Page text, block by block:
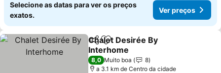
Selecione as datas para ver os preços
exatos.
Ver preços
PartilharAdicionar aos favoritos
Chalet Desirée By
Interhome
8,0 Muito boa
8
a 3.1 km de Centro da cidade